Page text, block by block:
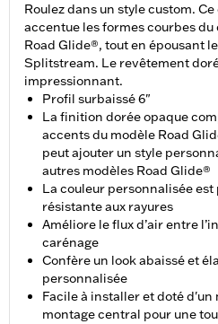
Roulez dans un style custom.
accentue les formes courbes
Road Glide®, tout en épousant
Splitstream. Le revêtement
impressionnant.
Profil surbaissé 6"
La finition dorée opaque
accents du modèle Road
peut ajouter un style
autres modèles Road Glide®
La couleur personnalisée
résistante aux rayures
Améliore le flux d’air entre
carénage
Confère un look abaissé et
personnalisée
Facile à installer et doté
montage central pour une